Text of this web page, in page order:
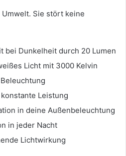
Sie stört keine
bei Dunkelheit durch 20 Lumen
Licht mit 3000 Kelvin
Leistung
in deine Außenbeleuchtung
in jeder Nacht
Lichtwirkung